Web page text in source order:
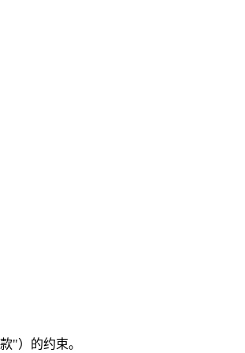
"）的约束。